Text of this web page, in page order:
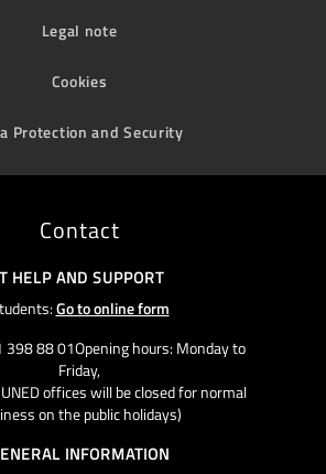
Legal note
Cookies
Protection and Security
Contact
HELP AND SUPPORT
Go to online form
398 88 01Opening hours: Monday to
Friday,
offices will be closed for normal
on the public holidays)
INFORMATION